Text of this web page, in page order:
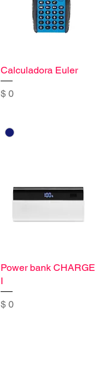
Calculadora Euler
Precio
$ 0
Power bank CHARGE
I
Precio
$ 0